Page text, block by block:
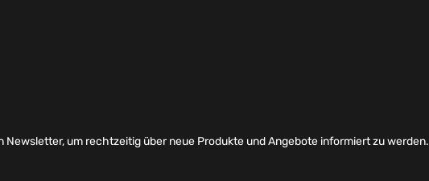
um rechtzeitig über neue Produkte und Angebote informiert zu werden.